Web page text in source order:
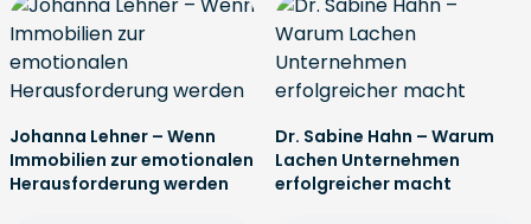
Johanna Lehner – Wenn
Immobilien zur emotionalen
Herausforderung werden
Dr. Sabine Hahn – Warum
Lachen Unternehmen
erfolgreicher macht